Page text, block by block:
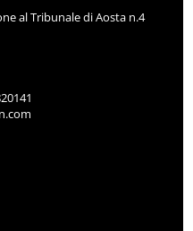
al Tribunale di Aosta n.4